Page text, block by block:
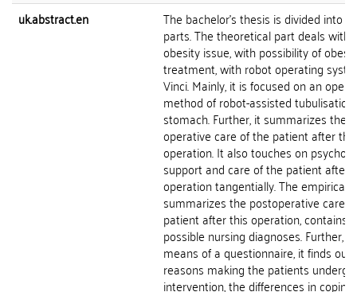
uk.abstract.en
The bachelor's thesis is divided into
parts. The theoretical part deals with
obesity issue, with possibility of
treatment, with robot operating
Vinci. Mainly, it is focused on an
method of robot-assisted
stomach. Further, it summarizes the
operative care of the patient after this
operation. It also touches on
support and care of the patient after
operation tangentially. The empirical
summarizes the postoperative care
patient after this operation, contains
possible nursing diagnoses. Further,
means of a questionnaire, it finds out
reasons making the patients
intervention, the differences in